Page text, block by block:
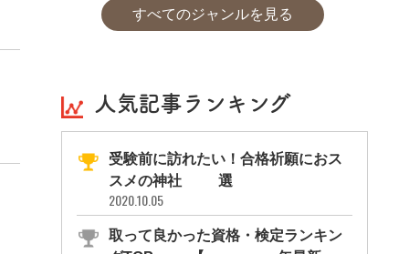
すべてのジャンルを見る
人気記事ランキング
受験前に訪れたい！合格祈願におス
スメの神社11選
2020.10.05
取って良かった資格・検定ランキン